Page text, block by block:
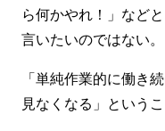
ら何かやれ！」など
言いたいのではない。
「単純作業的に働き
見なくなる」というこ